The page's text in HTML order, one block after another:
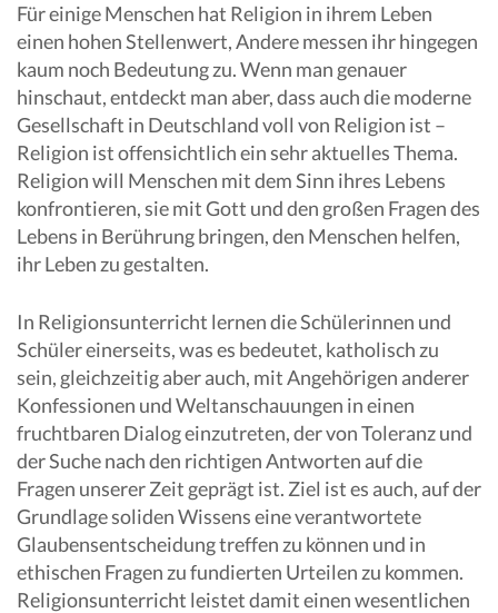
Für einige Menschen hat Religion in ihrem Leben
einen hohen Stellenwert, Andere messen ihr hingegen
kaum noch Bedeutung zu. Wenn man genauer
hinschaut, entdeckt man aber, dass auch die moderne
Gesellschaft in Deutschland voll von Religion ist –
Religion ist offensichtlich ein sehr aktuelles Thema.
Religion will Menschen mit dem Sinn ihres Lebens
konfrontieren, sie mit Gott und den großen Fragen des
Lebens in Berührung bringen, den Menschen helfen,
ihr Leben zu gestalten.
In Religionsunterricht lernen die Schülerinnen und
Schüler einerseits, was es bedeutet, katholisch zu
sein, gleichzeitig aber auch, mit Angehörigen anderer
Konfessionen und Weltanschauungen in einen
fruchtbaren Dialog einzutreten, der von Toleranz und
der Suche nach den richtigen Antworten auf die
Fragen unserer Zeit geprägt ist. Ziel ist es auch, auf der
Grundlage soliden Wissens eine verantwortete
Glaubensentscheidung treffen zu können und in
ethischen Fragen zu fundierten Urteilen zu kommen.
Religionsunterricht leistet damit einen wesentlichen